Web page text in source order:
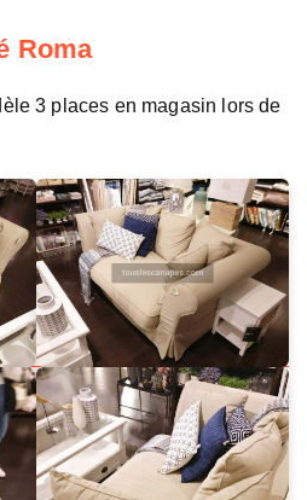
Roma
3 places en magasin lors de